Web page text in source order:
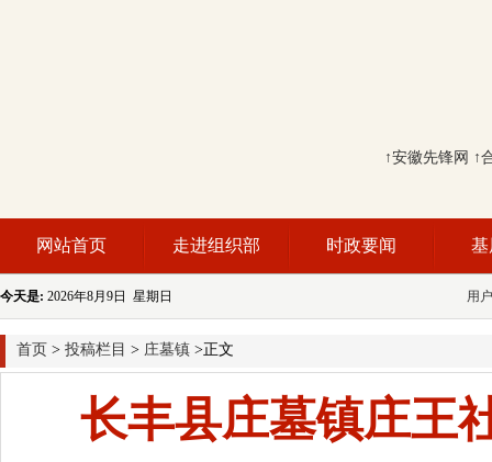
↑安徽先锋网 ↑
网站首页 走进组织部 时政要闻 基
今天是: 2026年8月9日 星期日 用
首页 > 投稿栏目 > 庄墓镇 >正文
长丰县庄墓镇庄王